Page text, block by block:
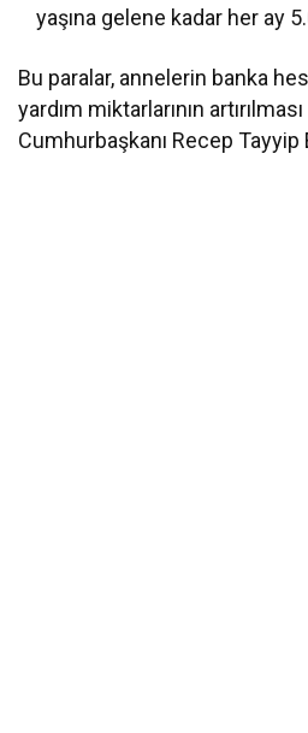
yaşına gelene kadar her ay
Bu paralar, annelerin banka
yardım miktarlarının
Cumhurbaşkanı Recep